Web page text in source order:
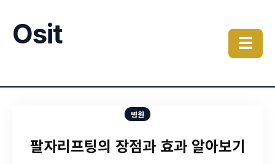
Osit ☰
병원
팔자리프팅의 장점과 효과 알아보기